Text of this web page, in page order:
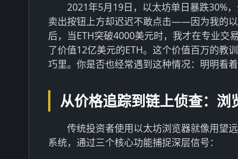
2021年5月19日，以太坊单日暴跌30%
卖出按钮上方却迟迟不敢点击——因为我的
后，当ETH突破4000美元时，我才在专业交
了价值12亿美元的ETH。这个价值百万的教
巧里。你是否也经常遇到这种情况：明明看
从价格追踪到链上侦查：浏
传统投资者使用以太坊浏览器就像用望
系统，通过三个核心功能捕捉深层信号：